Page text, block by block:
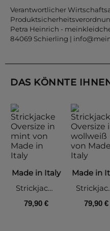
Verantwortlicher
Petra Heinrich -
84069 Schierling |
DAS KÖNNTE
Made in Italy
Strickjacke Oversize, mint
79,90 €
Made in
79,90 €